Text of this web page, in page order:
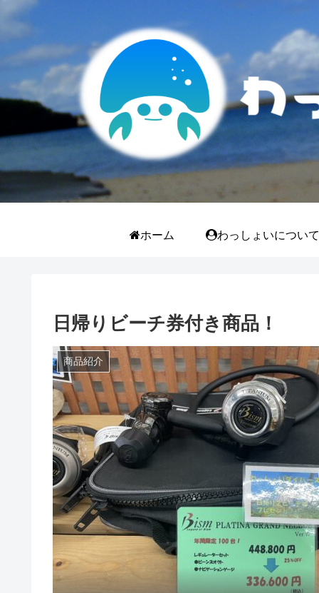
ホーム わっしょいについ
日帰りビーチ券付き商品！
商品紹介